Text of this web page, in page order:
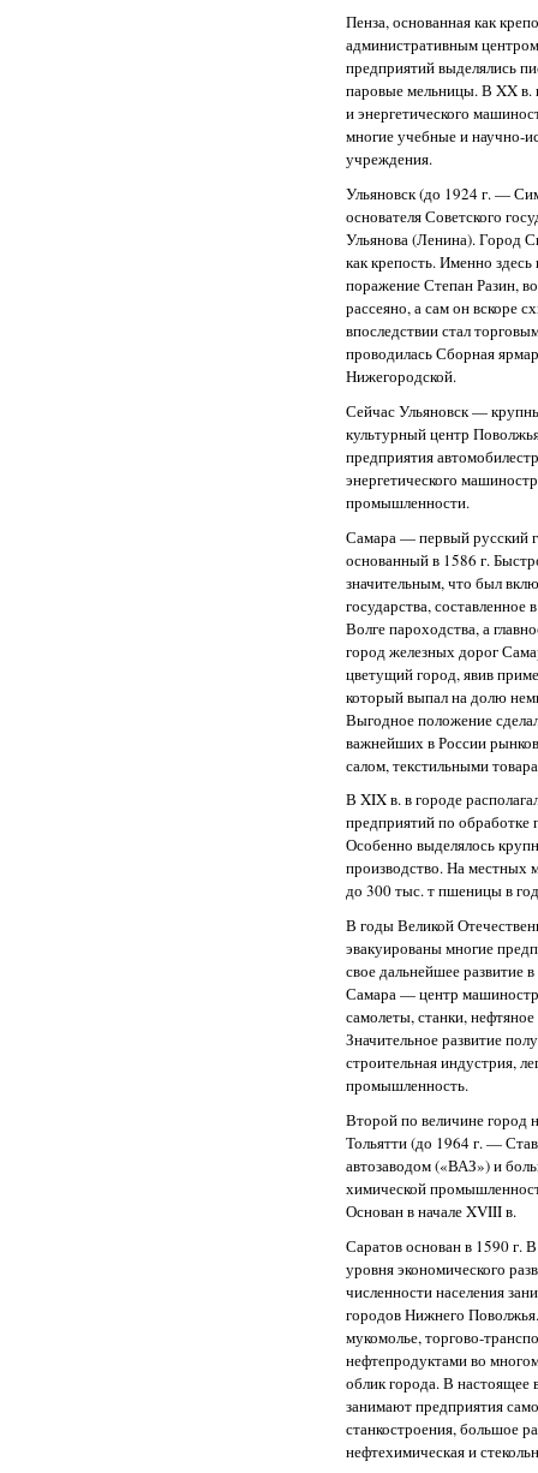
Пенза, основанная как
административным
предприятий выделялись
паровые мельницы. В XX в.
и энергетического
многие учебные и научно-
учреждения.
Ульяновск (до 1924 г. —
основателя Советского
Ульянова (Ленина). Город
как крепость. Именно здесь
поражение Степан Разин,
рассеяно, а сам он вскоре
впоследствии стал
проводилась Сборная
Нижегородской.
Сейчас Ульяновск —
культурный центр
предприятия
энергетического
промышленности.
Самара — первый русский
основанный в 1586 г.
значительным, что был
государства, составленное
Волге пароходства, а
город железных дорог
цветущий город, явив
который выпал на долю
Выгодное положение
важнейших в России
салом, текстильными
В XIX в. в городе
предприятий по
Особенно выделялось
производство. На местных
до 300 тыс. т пшеницы в
В годы Великой
эвакуированы многие
свое дальнейшее развитие
Самара — центр
самолеты, станки,
Значительное развитие
строительная индустрия,
промышленность.
Второй по величине город
Тольятти (до 1964 г. —
автозаводом («ВАЗ») и
химической
Основан в начале XVIII в.
Саратов основан в 1590 г.
уровня экономического
численности населения
городов Нижнего
мукомолье, торгово-
нефтепродуктами во
облик города. В настоящее
занимают предприятия
станкостроения, большое
нефтехимическая и